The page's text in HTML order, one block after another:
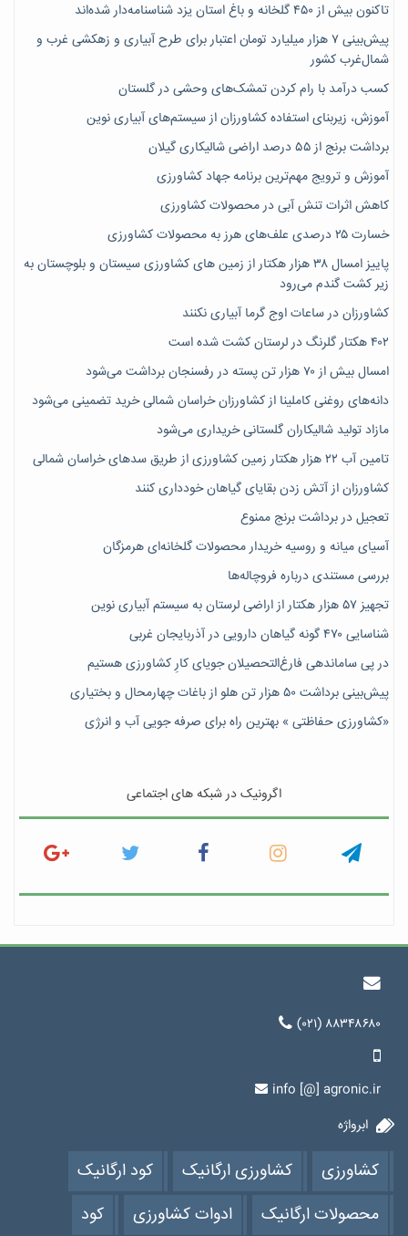
تاکنون بیش از ۴۵۰ گلخانه و باغ استان یزد شناسنامه‌دار شده‌اند
پیش‌بینی ۷‌ هزار میلیارد تومان اعتبار برای طرح آبیاری و زهکشی غرب و
شمال‌غرب کشور
کسب درآمد با رام کردن تمشک‌های وحشی در گلستان
آموزش، زیربنای استفاده کشاورزان از سیستم‌های آبیاری نوین
برداشت برنج از ۵۵ درصد اراضی شالیکاری گیلان
آموزش و ترویج مهم‌ترین برنامه جهاد کشاورزی
کاهش اثرات تنش آبی در محصولات کشاورزی
خسارت ۲۵ درصدی علف‌های هرز به محصولات کشاورزی
پاییز امسال ۳۸ هزار هکتار از زمین های کشاورزی سیستان و بلوچستان به
زیر کشت گندم می‌رود
کشاورزان در ساعات اوج گرما آبیاری نکنند
۴۰۲ هکتار گلرنگ در لرستان کشت شده است
امسال بیش از ۷۰ هزار تن پسته در رفسنجان برداشت می‌شود
دانه‌های روغنی کاملینا از کشاورزان خراسان شمالی خرید تضمینی می‌شود
مازاد تولید شالیکاران گلستانی خریداری می‌شود
تامین آب ۲۲ هزار هکتار زمین کشاورزی از طریق سدهای خراسان شمالی
کشاورزان از آتش زدن بقایای گیاهان خودداری کنند
تعجیل در برداشت برنج ممنوع
آسیای میانه و روسیه خریدار محصولات گلخانه‌ای هرمزگان
بررسی مستندی درباره فروچاله‌ها
تجهیز ۵۷ هزار هکتار از اراضی لرستان به سیستم آبیاری نوین
شناسایی ۴۷٠ گونه گیاهان دارویی در آذربایجان غربی
در پی ساماندهی فارغ‌التحصیلان جویای کارِ کشاورزی هستیم
پیش‎‌بینی برداشت ۵۰ هزار تن هلو از باغات چهارمحال و بختیاری
«کشاورزی حفاظتی » بهترین راه برای صرفه جویی آب و انرژی
اگرونیک در شبکه های اجتماعی
(۰۲۱) ۸۸۳۴۸۶۸۰
info [@] agronic.ir
ابرواژه
کشاورزی کشاورزی ارگانیک
کود ارگانیک
محصولات ارگانیک
ادوات کشاورزی کود